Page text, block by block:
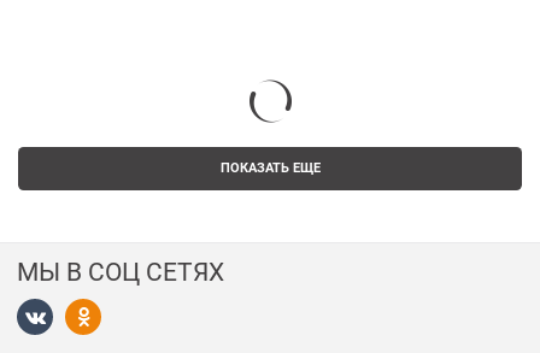
ПОКАЗАТЬ ЕЩЕ
МЫ В СОЦ СЕТЯХ